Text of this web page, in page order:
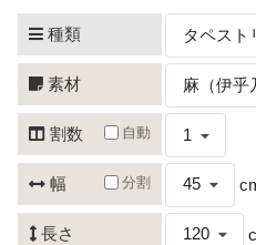
種類 タペスト
素材 麻（伊乎
割数 自動 1
幅 分割 45
長さ 120